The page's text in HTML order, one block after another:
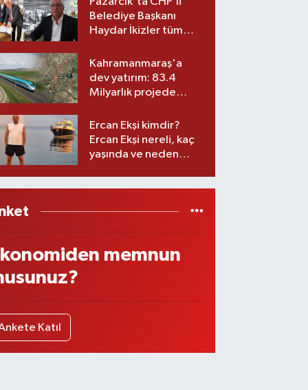
Belediye Başkanı
Haydar İkizler tüm
yeni partisi
Kahramanmaraş'a
dev yatırım: 83.4
Milyarlık projede
Ercan Ekşi kimdir?
Ercan Ekşi nereli, kaç
yaşında ve neden
memnun
Katıl